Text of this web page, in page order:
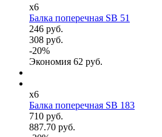
x6
Балка поперечная SB 51
246 руб.
308 руб.
-20%
Экономия 62 руб.
x6
Балка поперечная SB 183
710 руб.
887.70 руб.